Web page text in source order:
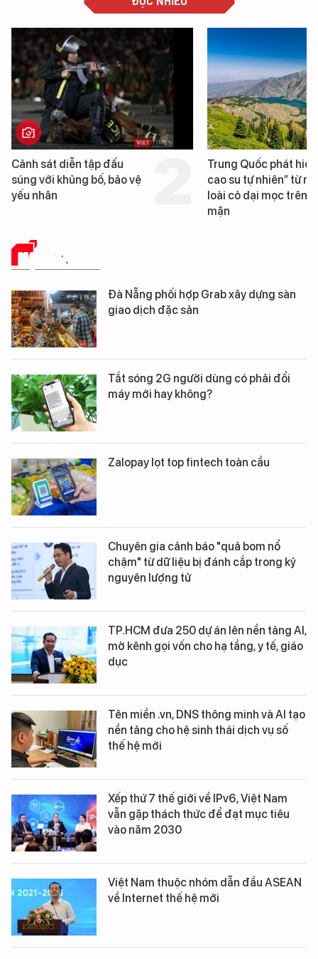
Trung Quốc phát hiện “mỏ
cao su tự nhiên” từ một
loài cỏ dại mọc trên đất
Loạt dự án bất
Đà Nẵng sắp bị
HẠ TẦNG SỐ
Đà Nẵng phối hợp Grab xây dựng sàn
giao dịch đặc sản
Tắt sóng 2G người dùng có phải đổi
máy mới hay không?
Zalopay lọt top fintech toàn cầu
Chuyên gia cảnh báo "quả bom nổ
chậm" từ dữ liệu bị đánh cắp trong kỷ
nguyên lượng tử
TP.HCM đưa 250 dự án lên nền tảng AI,
mở kênh gọi vốn cho hạ tầng, y tế, giáo
dục
Tên miền .vn, DNS thông minh và AI tạo
nền tảng cho hệ sinh thái dịch vụ số
thế hệ mới
Xếp thứ 7 thế giới về IPv6, Việt Nam
vẫn gặp thách thức để đạt mục tiêu
vào năm 2030
Việt Nam thuộc nhóm dẫn đầu ASEAN
về Internet thế hệ mới